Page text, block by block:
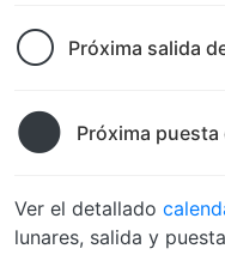
🌕 Próxima salida
🌑 Próxima puesta
Ver el detallado
lunares, salida y